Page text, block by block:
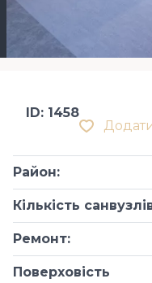
ID: 1458
Район:
Кількість
Ремонт:
Поверховість